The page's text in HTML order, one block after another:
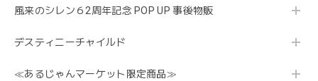
風来のシレン６2周年記念 POP UP 事後物販
デスティニーチャイルド
≪あるじゃんマーケット限定商品≫